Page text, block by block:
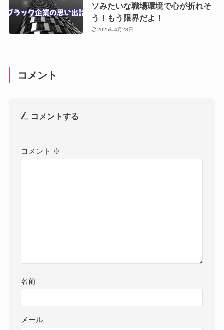
ソみたいな職場環境で心が折れそ
う！もう限界だよ！
2025年4月28日
コメント
コメントする
コメント ※
名前
メール